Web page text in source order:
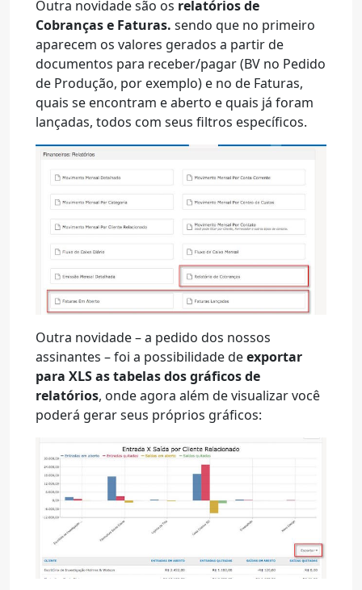
Outra novidade são os relatórios de
Cobranças e Faturas. sendo que no primeiro
aparecem os valores gerados a partir de
documentos para receber/pagar (BV no Pedido
de Produção, por exemplo) e no de Faturas,
quais se encontram e aberto e quais já foram
lançadas, todos com seus filtros específicos.
Outra novidade – a pedido dos nossos
assinantes – foi a possibilidade deexportar
para XLS as tabelas dos gráficos de
relatórios, onde agora além de visualizar você
poderá gerar seus próprios gráficos: